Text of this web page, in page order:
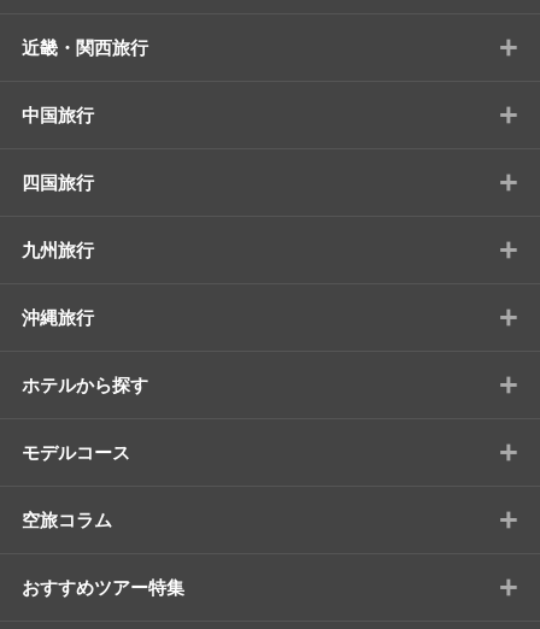
近畿・関西旅行 +
中国旅行 +
四国旅行 +
九州旅行 +
沖縄旅行 +
ホテルから探す +
モデルコース +
空旅コラム +
おすすめツアー特集 +